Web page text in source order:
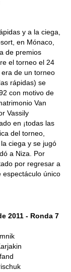
y a la ciega,
en Mónaco,
de premios
el torneo el 24
de un torneo
rápidas) se
con motivo de
Van
Vassily
en ¡todas las
del torneo,
ciega y se jugó
a Niza. Por
por regresar a
espectáculo único
2011 - Ronda 7